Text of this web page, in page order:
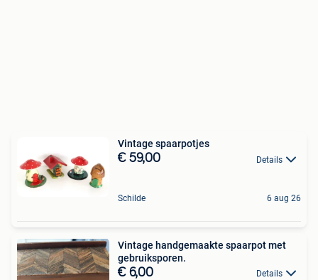
Vintage spaarpotjes
€ 59,00 Details
Schilde 6 aug 26
Vintage handgemaakte spaarpot met
gebruiksporen.
€ 6,00 Details